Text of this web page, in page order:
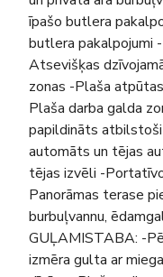
īpašo butlera
butlera pakalpojumi
Atsevišķas
zonas -Plaša
Plaša darba galda
papildināts
automāts un tējas
tējas izvēli -
Panorāmas terase
burbuļvannu,
GUĻAMISTABA: -
izmēra gulta ar